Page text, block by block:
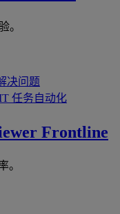
。
决问题
任务自动化
Frontline
。